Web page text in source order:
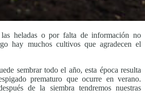
heladas o por falta de información no
hay muchos cultivos que agradecen el
sembrar todo el año, esta época resulta
prematuro que ocurre en verano.
de la siembra tendremos nuestras